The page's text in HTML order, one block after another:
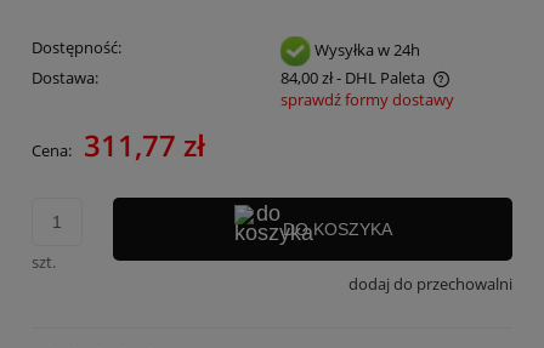
Dostępność:
Wysyłka w 24h
Dostawa:
84,00 zł- DHL Paleta
Cena nie zawiera ewentualnych kosztów płatności
sprawdź formy dostawy
Cena: 311,77 zł
szt.
DO KOSZYKA
dodaj do przechowalni